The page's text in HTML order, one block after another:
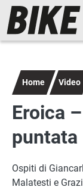
Salta al contenuto
Home Video
Eroica
puntata
Ospiti di
Malatesti e